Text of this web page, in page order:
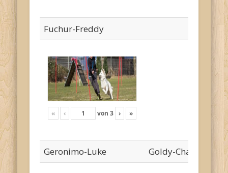
Fuchur-Freddy
« ‹ von3 › »
Geronimo-Luke Goldy-Cha`risa